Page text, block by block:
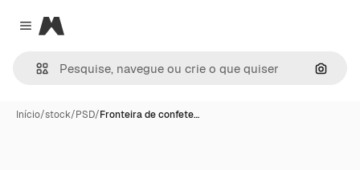
Close menu
Magnific
Início/stock/PSD/Fronteira de confete…